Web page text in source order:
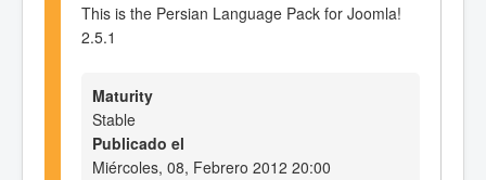
This is the Persian Language Pack for Joomla!
2.5.1
Maturity
Stable
Publicado el
Miércoles, 08, Febrero 2012 20:00